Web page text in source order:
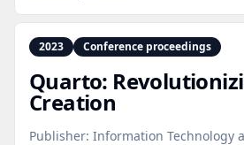
2023 Conference proceedings
Quarto:
Creation
Publisher: Information Technology